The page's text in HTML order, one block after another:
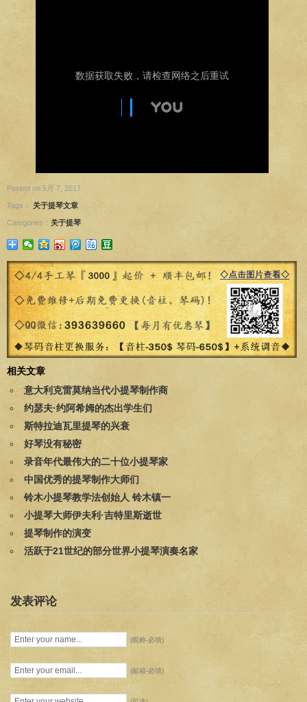
Posted on 5月 7, 2017
Tags： 关于提琴文章
Categories： 关于提琴
相关文章
意大利克雷莫纳当代小提琴制作商
约瑟夫·约阿希姆的杰出学生们
斯特拉迪瓦里提琴的兴衰
好琴没有秘密
录音年代最伟大的二十位小提琴家
中国优秀的提琴制作大师们
铃木小提琴教学法创始人 铃木镇一
小提琴大师伊夫利·吉特里斯逝世
提琴制作的演变
活跃于21世纪的部分世界小提琴演奏名家
发表评论
(昵称-必填)
(邮箱-必填)